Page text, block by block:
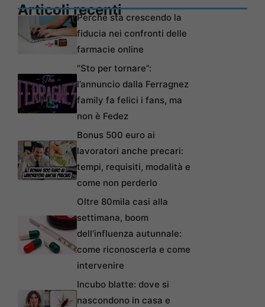
Articoli recentiPerché sta crescendo la
fiducia nei confronti delle
farmacie online
“Sto per tornare”:
l’annuncio dalla Ferragnez
family fa felici i fans, ma
non è Fedez
Bonus 500 euro ai
lavoratori anche precari:
tempi, requisiti, modalità e
come non perderlo
Oltre 80mila casi alla
settimana, boom
dell’influenza autunnale:
come riconoscerla e come
intervenire
Incubo blatte: dove si
nascondono in casa e